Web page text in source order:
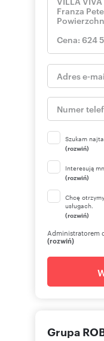
Szukam
(rozwiń)
Interesują
(rozwiń)
Chcę
usługach.
(rozwiń)
Administratorem
(rozwiń)
Grupa